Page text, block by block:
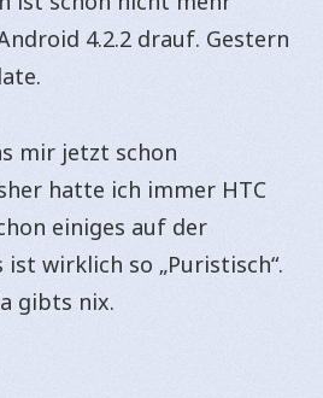
4.2.2 drauf. Gestern
mir jetzt schon
hatte ich immer HTC
einiges auf der
ist wirklich so „Puristisch“.
gibts nix.